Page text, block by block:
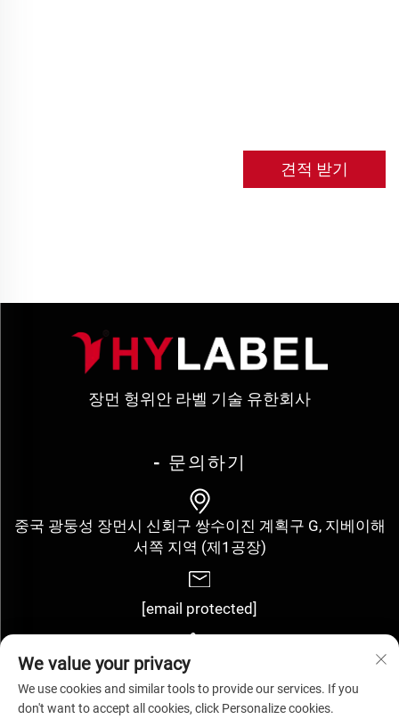
견적 받기
장먼 헝위안 라벨 기술 유한회사
- 문의하기
중국 광둥성 장먼시 신회구 쌍수이진 계획구 G, 지베이해
서쪽 지역 (제1공장)
[email protected]
+86-13143352910
We value your privacy
We use cookies and similar tools to provide our services. If you
don't want to accept all cookies, click Personalize cookies.